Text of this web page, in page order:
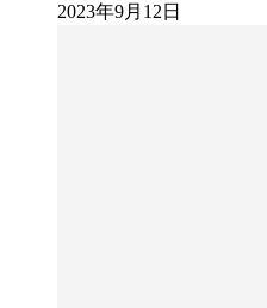
2023年9月12日